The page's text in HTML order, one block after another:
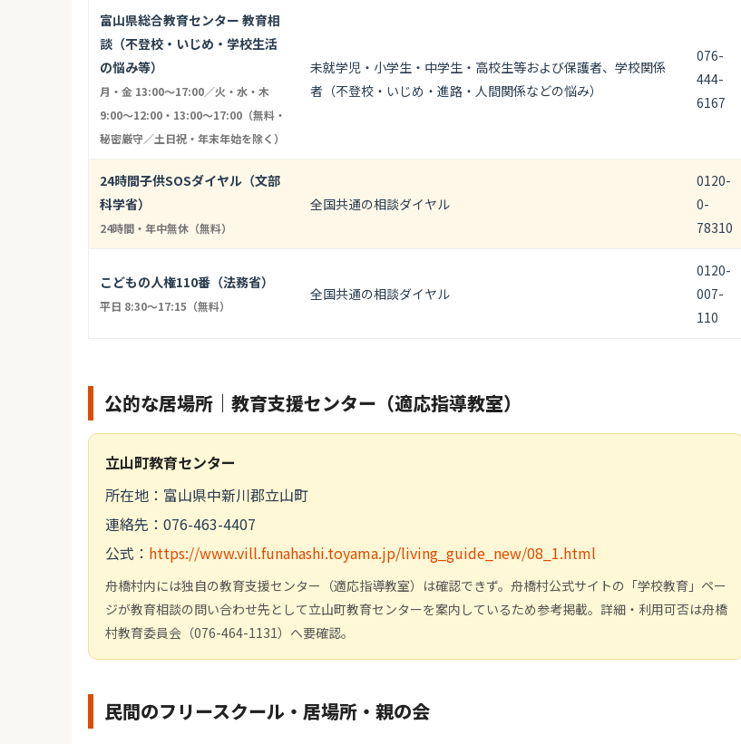
富山県総合教育センター 教育相
談（不登校・いじめ・学校生活
の悩み等）
月・金 13:00〜17:00／火・水・木
9:00〜12:00・13:00〜17:00（無料・
秘密厳守／土日祝・年末年始を除く）
未就学児・小学生・中学生・高校生等および保護者、学校関係
者（不登校・いじめ・進路・人間関係などの悩み）
076-
444-
6167
24時間子供SOSダイヤル（文部
科学省）
24時間・年中無休（無料）
全国共通の相談ダイヤル
0120-
0-
78310
こどもの人権110番（法務省）
平日 8:30〜17:15（無料）
全国共通の相談ダイヤル
0120-
007-
110
公的な居場所｜教育支援センター（適応指導教室）
立山町教育センター
所在地：富山県中新川郡立山町
連絡先：076-463-4407
公式： https://www.vill.funahashi.toyama.jp/living_guide_new/08_1.html
舟橋村内には独自の教育支援センター（適応指導教室）は確認できず。舟橋村公式サイトの「学校教育」ペー
ジが教育相談の問い合わせ先として立山町教育センターを案内しているため参考掲載。詳細・利用可否は舟橋
村教育委員会（076-464-1131）へ要確認。
民間のフリースクール・居場所・親の会